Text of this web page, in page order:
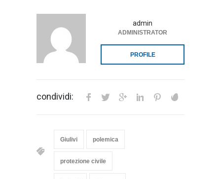
admin
ADMINISTRATOR
PROFILE
condividi:
Giulivi polemica
protezione civile